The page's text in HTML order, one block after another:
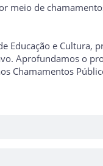
meio de
e Cultura,
Aprofundamos o
Chamamentos